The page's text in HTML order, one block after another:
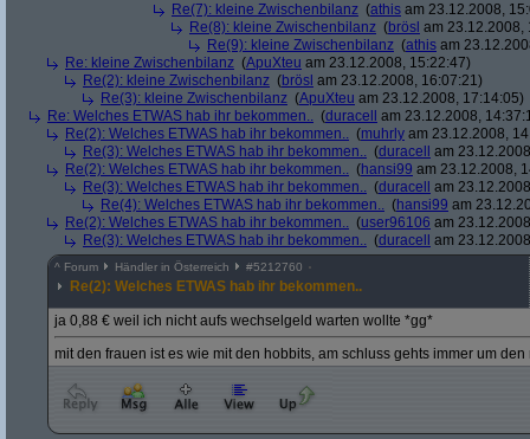
Re(7): kleine Zwischenbilanz (athis am 23.12.2008,
Re(8): kleine Zwischenbilanz (brösl am 23.12.2008,
Re(9): kleine Zwischenbilanz (athis am
Re: kleine Zwischenbilanz (ApuXteu am 23.12.2008, 15:22:47)
Re(2): kleine Zwischenbilanz (brösl am 23.12.2008, 16:07:21)
Re(3): kleine Zwischenbilanz (ApuXteu am 23.12.2008, 17:14:05)
Re: Welches ETWAS hab ihr bekommen.. (duracell
am 23.12.2008,
Re(2): Welches ETWAS hab ihr bekommen.. (muhrly am 23.12.2008,
Re(3): Welches ETWAS hab ihr bekommen.. (duracell
am
Re(2): Welches ETWAS hab ihr bekommen.. (hansi99 am 23.12.2008,
Re(3): Welches ETWAS hab ihr bekommen.. (duracell
am
Re(4): Welches ETWAS hab ihr bekommen.. (hansi99 am
Re(2): Welches ETWAS hab ihr bekommen.. (user96106 am
Re(3): Welches ETWAS hab ihr bekommen.. (duracell am
^ Forum Händler in Österreich #5212760
Re(2): Welches ETWAS hab ihr bekommen..
ja 0,88 € weil ich nicht aufs wechselgeld warten wollte *gg*
mit den frauen ist es wie mit den hobbits, am schluss gehts immer um